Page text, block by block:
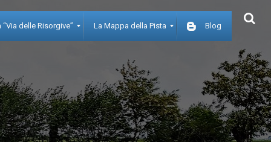
“Via delle Risorgive” La Mappa della Pista Blog